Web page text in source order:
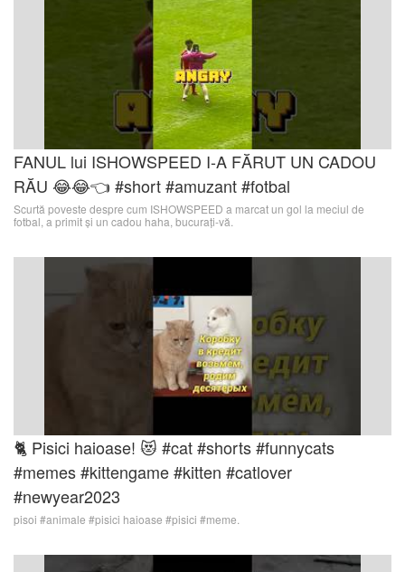
FANUL lui ISHOWSPEED I-A FĂRUT UN CADOU
RĂU 😂😂👈 #short #amuzant #fotbal
Scurtă poveste despre cum ISHOWSPEED a marcat un gol la meciul de
fotbal, a primit și un cadou haha, bucurați-vă.
🐈 Pisici haioase! 😻 #cat #shorts #funnycats
#memes #kittengame #kitten #catlover
#newyear2023
pisoi #animale #pisici haioase #pisici #meme.